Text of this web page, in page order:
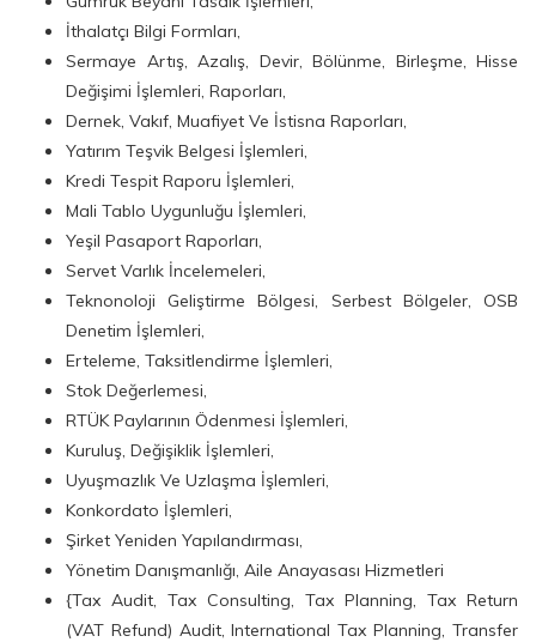
İthalatçı Bilgi Formları,
Sermaye Artış, Azalış, Devir, Bölünme, Birleşme, Hisse
Değişimi İşlemleri, Raporları,
Dernek, Vakıf, Muafiyet Ve İstisna Raporları,
Yatırım Teşvik Belgesi İşlemleri,
Kredi Tespit Raporu İşlemleri,
Mali Tablo Uygunluğu İşlemleri,
Yeşil Pasaport Raporları,
Servet Varlık İncelemeleri,
Teknonoloji Geliştirme Bölgesi, Serbest Bölgeler, OSB
Denetim İşlemleri,
Erteleme, Taksitlendirme İşlemleri,
Stok Değerlemesi,
RTÜK Paylarının Ödenmesi İşlemleri,
Kuruluş, Değişiklik İşlemleri,
Uyuşmazlık Ve Uzlaşma İşlemleri,
Konkordato İşlemleri,
Şirket Yeniden Yapılandırması,
Yönetim Danışmanlığı, Aile Anayasası Hizmetleri
{Tax Audit, Tax Consulting, Tax Planning, Tax Return
(VAT Refund) Audit, International Tax Planning, Transfer